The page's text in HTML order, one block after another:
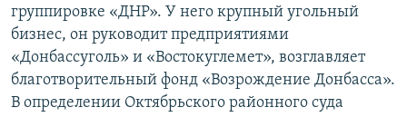
группировке «ДНР». У него крупный угольный
бизнес, он руководит предприятиями
«Донбассуголь» и «Востокуглемет», возглавляет
благотворительный фонд «Возрождение Донбасса».
В определении Октябрьского районного суда